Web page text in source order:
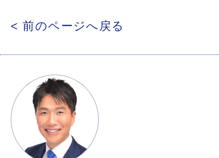
< 前のページへ戻る